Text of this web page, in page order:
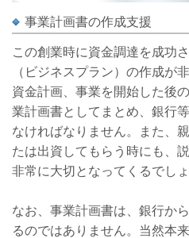
事業計画書の作成支援
この創業時に資金調達を成功
（ビジネスプラン）の作成が
資金計画、事業を開始した後
業計画書としてまとめ、銀行
なければなりません。また、
たは出資してもらう時にも、
非常に大切となってくるでしょ
なお、事業計画書は、銀行か
るのではありません。当然本